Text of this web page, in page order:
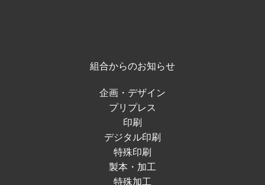
組合からのお知らせ
企画・デザイン
プリプレス
印刷
デジタル印刷
特殊印刷
製本・加工
特殊加工